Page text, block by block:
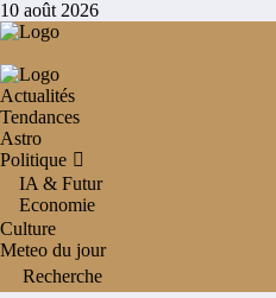
Aller
au
10 août 2026
Actualités
Tendances
Astro
Politique
IA & Futur
Economie
Culture
Meteo du jour